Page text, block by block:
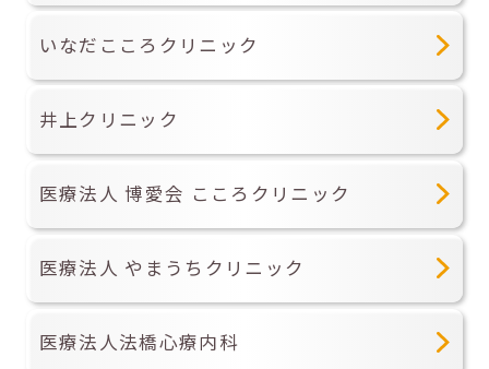
いなだこころクリニック
井上クリニック
医療法人 博愛会 こころクリニック
医療法人 やまうちクリニック
医療法人法橋心療内科